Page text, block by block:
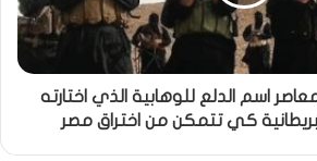
اسم الدلع للوهابية الذي اختارته
البريطانية كي تتمكن من اختراق مصر